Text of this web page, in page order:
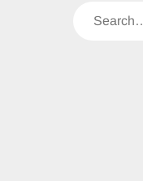
Search